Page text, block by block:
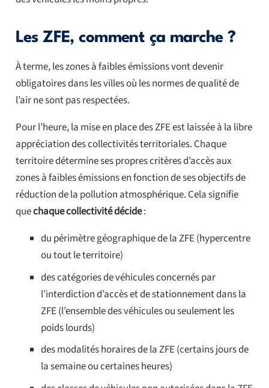
Les ZFE, comment ça marche ?
À terme, les zones à faibles émissions vont devenir
obligatoires dans les villes où les normes de qualité de
l’air ne sont pas respectées.
Pour l’heure, la mise en place des ZFE est laissée à la libre
appréciation des collectivités territoriales. Chaque
territoire détermine ses propres critères d’accès aux
zones à faibles émissions en fonction de ses objectifs de
réduction de la pollution atmosphérique. Cela signifie
quechaque collectivité décide:
du périmètre géographique de la ZFE (hypercentre
ou tout le territoire)
des catégories de véhicules concernés par
l’interdiction d’accès et de stationnement dans la
ZFE (l’ensemble des véhicules ou seulement les
poids lourds)
des modalités horaires de la ZFE (certains jours de
la semaine ou certaines heures)